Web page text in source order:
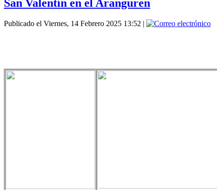
San Valentín en el Aranguren
Publicado el Viernes, 14 Febrero 2025 13:52 |